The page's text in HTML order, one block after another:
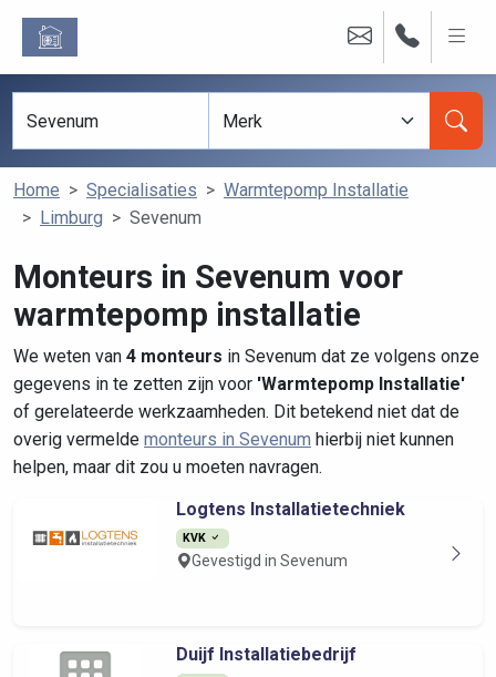
Home Specialisaties
Warmtepomp Installatie
Limburg
Sevenum
Monteurs in Sevenum voor
warmtepomp installatie
We weten van 4 monteurs in Sevenum dat ze volgens onze
gegevens in te zetten zijn voor 'Warmtepomp Installatie'
of gerelateerde werkzaamheden. Dit betekend niet dat de
overig vermelde monteurs in Sevenum hierbij niet kunnen
helpen, maar dit zou u moeten navragen.
Logtens Installatietechniek
KVK
Gevestigd in Sevenum
Duijf Installatiebedrijf